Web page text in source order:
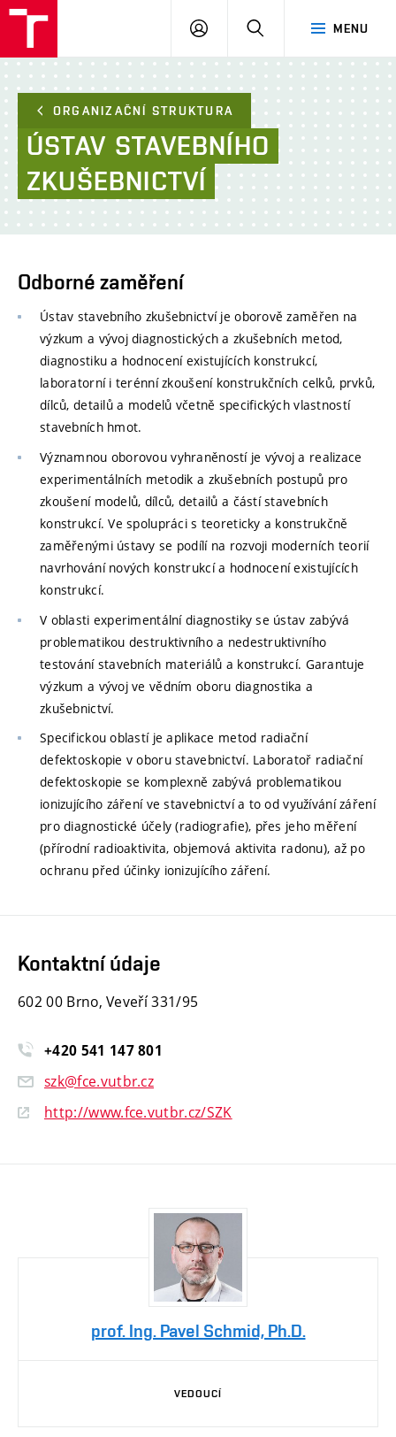
Brno
MENU
PŘIHLÁSIT
ORGANIZAČNÍ STRUKTURA
ÚSTAV STAVEBNÍHO
ZKUŠEBNICTVÍ
Odborné zaměření
Ústav stavebního zkušebnictví je oborově zaměřen na
výzkum a vývoj diagnostických a zkušebních metod,
diagnostiku a hodnocení existujících konstrukcí,
laboratorní i terénní zkoušení konstrukčních celků, prvků,
dílců, detailů a modelů včetně specifických vlastností
stavebních hmot.
Významnou oborovou vyhraněností je vývoj a realizace
experimentálních metodik a zkušebních postupů pro
zkoušení modelů, dílců, detailů a částí stavebních
konstrukcí. Ve spolupráci s teoreticky a konstrukčně
zaměřenými ústavy se podílí na rozvoji moderních teorií
navrhování nových konstrukcí a hodnocení existujících
konstrukcí.
V oblasti experimentální diagnostiky se ústav zabývá
problematikou destruktivního a nedestruktivního
testování stavebních materiálů a konstrukcí. Garantuje
výzkum a vývoj ve vědním oboru diagnostika a
zkušebnictví.
Specifickou oblastí je aplikace metod radiační
defektoskopie v oboru stavebnictví. Laboratoř radiační
defektoskopie se komplexně zabývá problematikou
ionizujícího záření ve stavebnictví a to od využívání záření
pro diagnostické účely (radiografie), přes jeho měření
(přírodní radioaktivita, objemová aktivita radonu), až po
ochranu před účinky ionizujícího záření.
Kontaktní údaje
602 00 Brno, Veveří 331/95
+420 541 147801
szk@fce.vutbr.cz
http://www.fce.vutbr.cz/SZK
prof. Ing. Pavel Schmid, Ph.D.
VEDOUCÍ